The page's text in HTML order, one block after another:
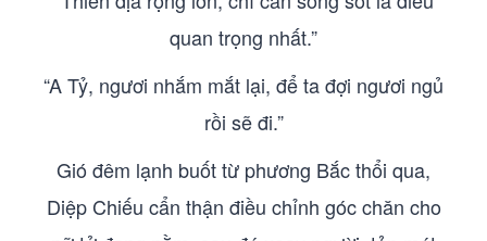
quan trọng nhất.”
“A Tỷ, ngươi nhắm mắt lại, để ta đợi ngươi ngủ
rồi sẽ đi.”
Gió đêm lạnh buốt từ phương Bắc thổi qua,
Diệp Chiếu cẩn thận điều chỉnh góc chăn cho